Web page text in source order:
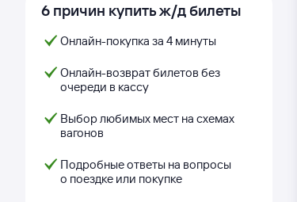
6 причин купить ж/д билеты
Онлайн-покупка за 4 минуты
Онлайн-возврат билетов без
очереди в кассу
Выбор любимых мест на схемах
вагонов
Подробные ответы на вопросы
о поездке или покупке